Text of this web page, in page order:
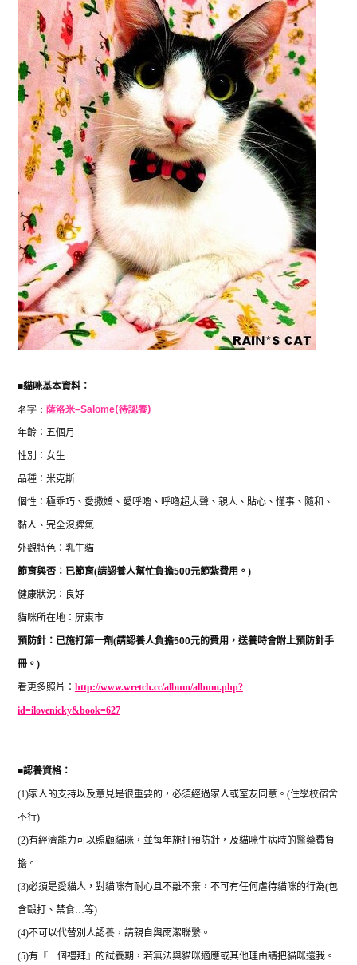
■貓咪基本資料：
名字： 薩洛米–Salome(待認養)
年齡：五個月
性別：女生
品種：米克斯
個性：極乖巧、愛撒嬌、愛呼嚕、呼嚕超大聲、親人、貼心、懂事、隨和、
黏人、完全沒脾氣
外觀特色：乳牛貓
節育與否：已節育(請認養人幫忙負擔500元節紮費用。 )
健康狀況：良好
貓咪所在地：屏東市
預防針：已施打第一劑(請認養人負擔500元的費用，送養時會附上預防針手
冊。 )
看更多照片： http://www.wretch.cc/album/album.php?
id=ilovenicky&book=627
■認養資格：
(1)家人的支持以及意見是很重要的，必須經過家人或室友同意。 (住學校宿舍
不行)
(2)有經濟能力可以照顧貓咪，並每年施打預防針，及貓咪生病時的醫藥費負
擔。
(3)必須是愛貓人，對貓咪有耐心且不離不棄，不可有任何虐待貓咪的行為(包
含毆打、禁食…等)
(4)不可以代替別人認養，請親自與雨潔聯繫。
(5)有『一個禮拜』的試養期，若無法與貓咪適應或其他理由請把貓咪還我。